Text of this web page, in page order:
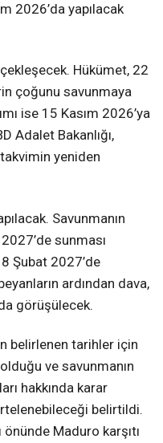
2026’da yapılacak
Hükümet, 22
çoğunu savunmaya
ise 15 Kasım 2026’ya
Adalet Bakanlığı,
yeniden
Savunmanın
sunması
Şubat 2027’de
ardından dava,
görüşülecek.
belirlenen tarihler için
ve savunmanın
hakkında karar
belirtildi.
Maduro karşıtı